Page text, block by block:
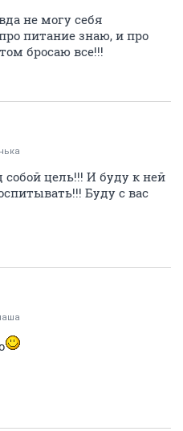
не могу себя
питание знаю, и про
бросаю все!!!
собой цель!!! И буду к ней
Буду с вас